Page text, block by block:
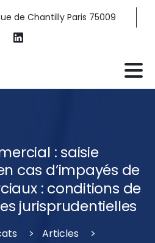
de Chantilly Paris 75009
: saisie
cas d’impayés de
: conditions de
jurisprudentielles
Articles